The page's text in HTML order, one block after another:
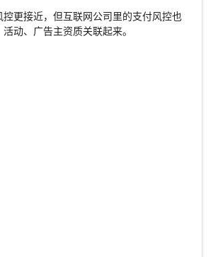
控更接近，但互联网公司里的支付风控也
动、广告主资质关联起来。